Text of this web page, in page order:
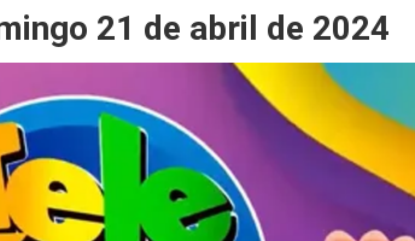
21 de abril de 2024